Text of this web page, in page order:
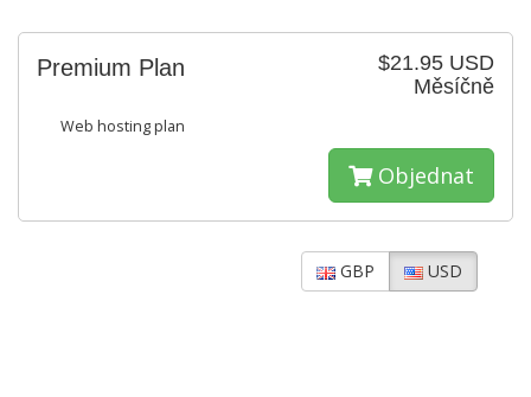
$21.95 USD
Měsíčně
Premium Plan
Web hosting plan
Objednat
GBP USD